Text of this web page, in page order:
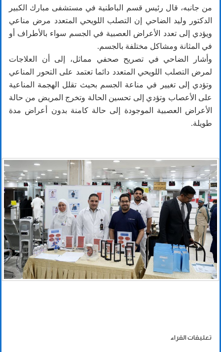
من جانبه، قال رئيس قسم الباطنية في مستشفى مبارك الكبير
الدكتور وليد الضاحي إن التصلب اللويحي المتعدد مرض مناعي
ويؤدي إلى تعدد الأعراض العصبية في الجسم سواء بالأطراف أو
في المثانة ومشاكل مختلفة بالجسم.
وأشار الضاحي في تصريح صحفي مماثل، إلى أن العلاجات
لمرض التصلب اللويحي المتعدد دائما تعتمد على التحور المناعي
وتؤدي إلى تغيير في مناعة الجسم بحيث تقلل الهجمة المناعية
على الأعصاب وتؤدي إلى تحسين الحالة وتخرج المريض من حالة
الأعراض العصبية الموجودة إلى حالة كامنة بدون أعراض مدة
طويلة.
تعليقات القراء